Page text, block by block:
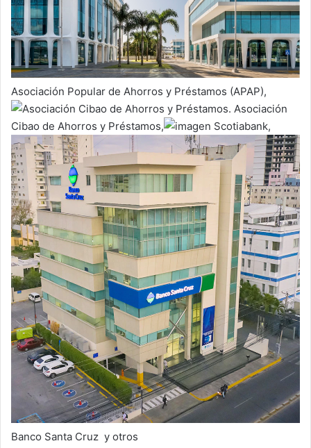
Asociación Popular de Ahorros y Préstamos (APAP),
Asociación
Cibao de Ahorros y Préstamos,
Scotiabank,
Banco Santa Cruz y otros